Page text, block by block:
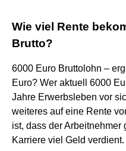
Wie viel Rente
Brutto?
6000 Euro Bruttolohn –
Euro? Wer aktuell 6000
Jahre Erwerbsleben vor
weiteres auf eine Rente
ist, dass der
Karriere viel Geld verdient.